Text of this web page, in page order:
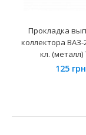
Прокладка
коллектора ВАЗ-
кл. (металл)
125